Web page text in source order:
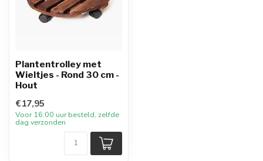
Plantentrolley met
Wieltjes - Rond 30 cm -
Hout
€17,95
Voor 16:00 uur besteld, zelfde
dag verzonden